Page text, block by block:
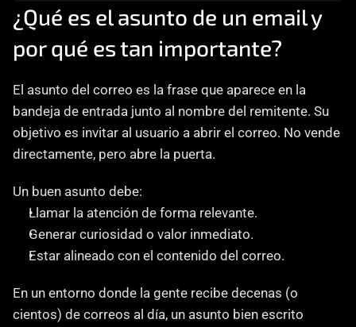
MHA Academy
Contáctanos
Events
¿Qué es el asunto de un email y
por qué es tan importante?
El asunto del correo es la frase que aparece en la
bandeja de entrada junto al nombre del remitente. Su
objetivo es invitar al usuario a abrir el correo. No vende
directamente, pero abre la puerta.
Un buen asunto debe:
Llamar la atención de forma relevante.
Generar curiosidad o valor inmediato.
Estar alineado con el contenido del correo.
En un entorno donde la gente recibe decenas (o
cientos) de correos al día, un asunto bien escrito